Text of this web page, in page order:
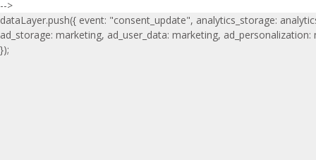
-->
dataLayer.push({ event: "consent_update", analytics_storage:
ad_storage: marketing, ad_user_data: marketing, ad_personalization:
});